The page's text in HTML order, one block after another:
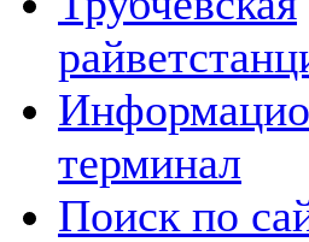
терминал
Поиск по